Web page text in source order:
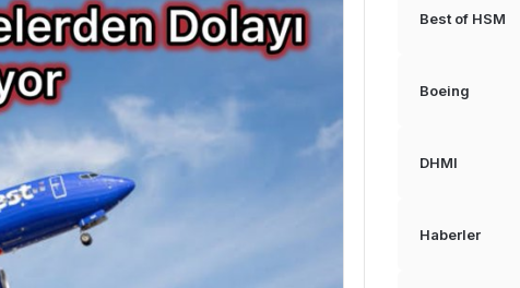
Best of HSM
Boeing
DHMI
Haberler